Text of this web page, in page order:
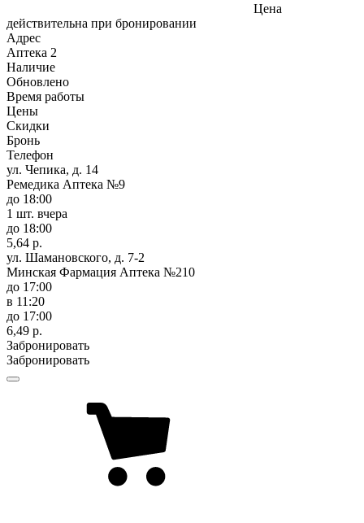
Цена
действительна при бронировании
Адрес
Аптека 2
Наличие
Обновлено
Время работы
Цены
Скидки
Бронь
Телефон
ул. Чепика, д. 14
Ремедика Аптека №9
до 18:00
1 шт. вчера
до 18:00
5,64 р.
ул. Шамановского, д. 7-2
Минская Фармация Аптека №210
до 17:00
в 11:20
до 17:00
6,49 р.
Забронировать
Забронировать